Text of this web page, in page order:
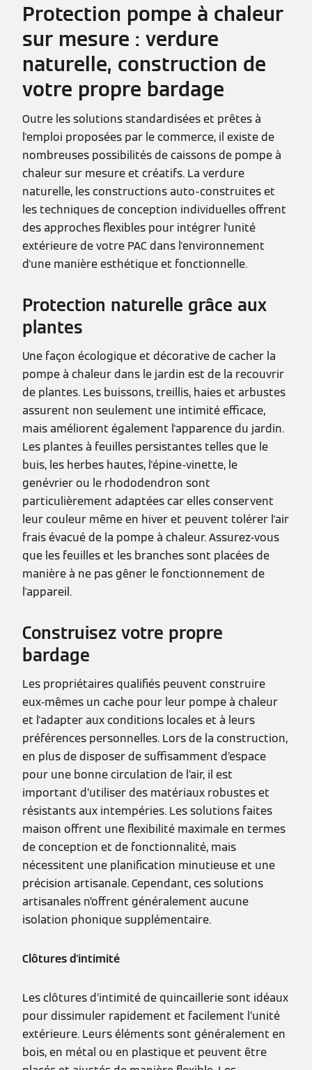
Protection pompe à chaleur
sur mesure : verdure
naturelle, construction de
votre propre bardage
Outre les solutions standardisées et prêtes à
l'emploi proposées par le commerce, il existe de
nombreuses possibilités de caissons de pompe à
chaleur sur mesure et créatifs. La verdure
naturelle, les constructions auto-construites et
les techniques de conception individuelles offrent
des approches flexibles pour intégrer l'unité
extérieure de votre PAC dans l'environnement
d'une manière esthétique et fonctionnelle.
Protection naturelle grâce aux
plantes
Une façon écologique et décorative de cacher la
pompe à chaleur dans le jardin est de la recouvrir
de plantes. Les buissons, treillis, haies et arbustes
assurent non seulement une intimité efficace,
mais améliorent également l'apparence du jardin.
Les plantes à feuilles persistantes telles que le
buis, les herbes hautes, l'épine-vinette, le
genévrier ou le rhododendron sont
particulièrement adaptées car elles conservent
leur couleur même en hiver et peuvent tolérer l'air
frais évacué de la pompe à chaleur. Assurez-vous
que les feuilles et les branches sont placées de
manière à ne pas gêner le fonctionnement de
l'appareil.
Construisez votre propre
bardage
Les propriétaires qualifiés peuvent construire
eux-mêmes un cache pour leur pompe à chaleur
et l'adapter aux conditions locales et à leurs
préférences personnelles. Lors de la construction,
en plus de disposer de suffisamment d’espace
pour une bonne circulation de l’air, il est
important d’utiliser des matériaux robustes et
résistants aux intempéries. Les solutions faites
maison offrent une flexibilité maximale en termes
de conception et de fonctionnalité, mais
nécessitent une planification minutieuse et une
précision artisanale. Cependant, ces solutions
artisanales n’offrent généralement aucune
isolation phonique supplémentaire.
Clôtures d'intimité
Les clôtures d’intimité de quincaillerie sont idéaux
pour dissimuler rapidement et facilement l’unité
extérieure. Leurs éléments sont généralement en
bois, en métal ou en plastique et peuvent être